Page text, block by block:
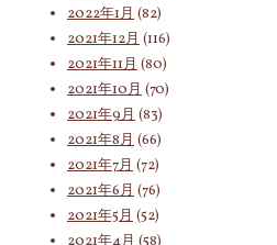
2022年1月 (82)
2021年12月 (116)
2021年11月 (80)
2021年10月 (70)
2021年9月 (83)
2021年8月 (66)
2021年7月 (72)
2021年6月 (76)
2021年5月 (52)